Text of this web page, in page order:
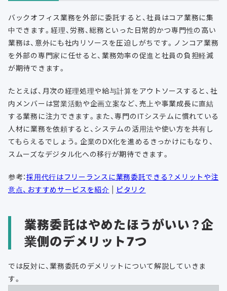
バックオフィス業務を外部に委託すると、社員はコア業務に集
中できます。経理、労務、総務といった日常的かつ専門性の高い
業務は、意外にも社内リソースを圧迫しがちです。ノンコア業務
を外部の専門家に任せると、業務効率の促進と社員の負担軽減
が期待できます。
たとえば、月次の経理処理や給与計算をアウトソースすると、社
内メンバーは営業活動や企画立案など、売上や事業成長に直結
する業務に注力できます。また、専門のITシステムに慣れている
人材に業務を依頼すると、システムの活用法や使い方を共有し
てもらえるでしょう。企業のDX化を進めるきっかけにもなり、
スムーズなデジタル化への移行が期待できます。
参考：採用代行はフリーランスに業務委託できる？メリットや注
意点、おすすめサービスを紹介
ピタリク
業務委託はやめたほうがいい？企
業側のデメリット7つ
では反対に、業務委託のデメリットについて解説していきま
す。